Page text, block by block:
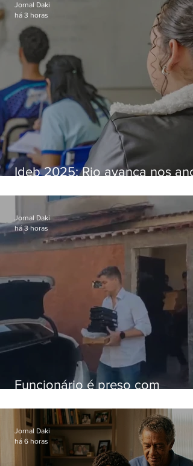
Ideb 2025: Rio avança nos
nacional
Jornal Daki
há 3 horas
Funcionário é preso com
Hospital do Andaraí
Jornal Daki
há 3 horas
Jornal Daki
há 6 horas